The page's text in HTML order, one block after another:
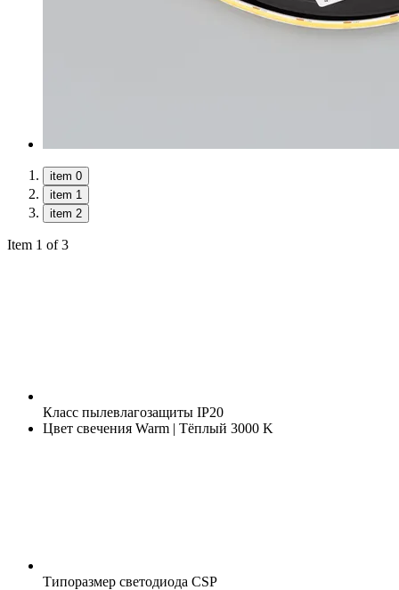
item 0
item 1
item 2
Item 1 of 3
Класс пылевлагозащиты IP20
Цвет свечения Warm | Тёплый 3000 K
Типоразмер светодиода CSP